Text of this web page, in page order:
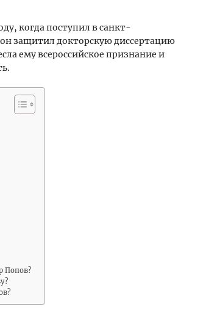
когда поступил в санкт-
защитил докторскую диссертацию
ему всероссийское признание и
Попов?